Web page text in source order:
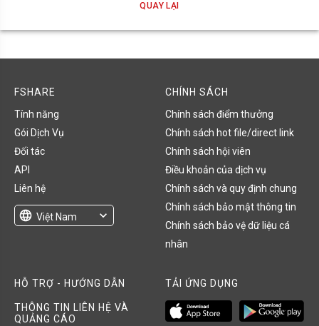
QUAY LẠI
FSHARE
Tính năng
Gói Dịch Vụ
Đối tác
API
Liên hệ
language Việt Nam
expand_more
CHÍNH SÁCH
Chính sách điểm thưởng
Chính sách hot file/direct link
Chính sách hội viên
Điều khoản của dịch vụ
Chính sách và quy định chung
Chính sách bảo mật thông tin
Chính sách bảo vệ dữ liệu cá
nhân
HỖ TRỢ - HƯỚNG DẪN
THÔNG TIN LIÊN HỆ VÀ
QUẢNG CÁO
TẢI ỨNG DỤNG